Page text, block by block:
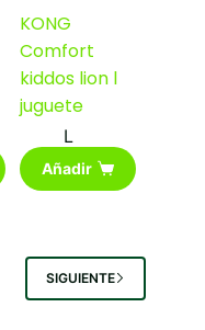
KONG
Comfort
kiddos lion l
juguete
L
Añadir
SIGUIENTE